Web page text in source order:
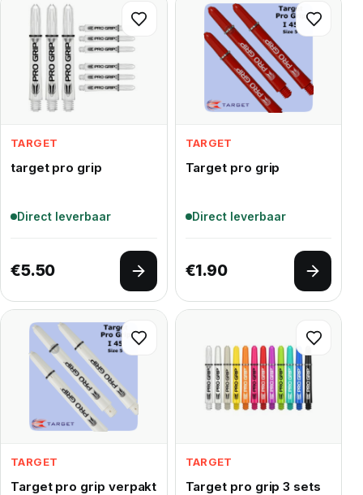
TARGET
target pro grip
Direct leverbaar
€5.50
Opties selecteren
TARGET
Target pro grip
Direct leverbaar
€1.90
Opties
TARGET
Target pro grip verpakt
TARGET
Target pro grip 3 sets